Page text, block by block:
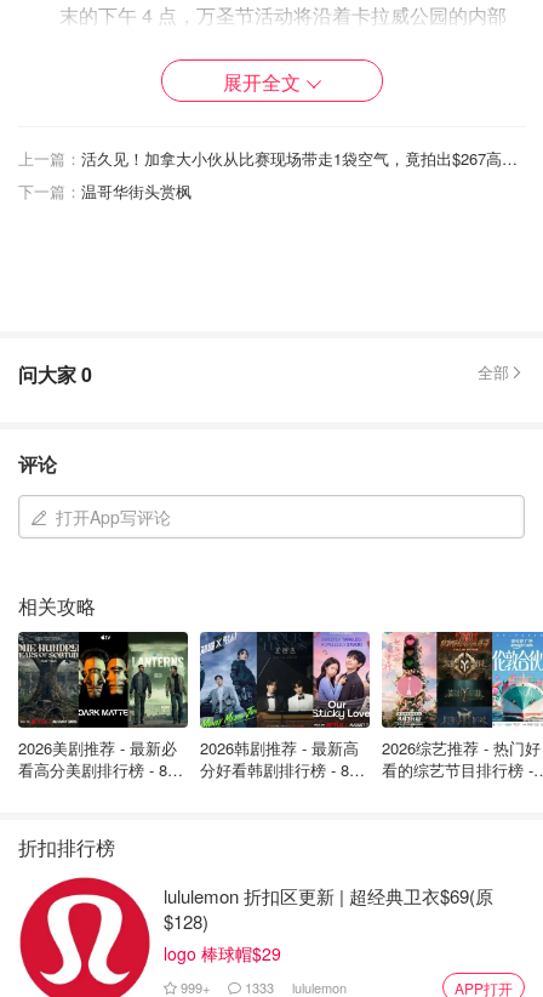
末的下午 4 点，万圣节活动将沿着卡拉威公园的内部
但可能会因恶劣天气而取消。9 月 17 日、9 月 18 日、
10 月 1 日和 10 月 10 日没有万圣节活动。
这项活动更适合带孩子参加，尤其是让孩子参与寻宝游戏。
不过，成年人也可以像孩子们一样享受公园里的游乐设施、
2. Calgary Ghost Tours 卡尔加里幽灵之旅
日期： 9 月到 2022 年 11 月
费用：可以在线购买门票并节省费用。门票 20 加币起。
时间：不同时间段
官网：https://www.calgaryghostwalks.com/
走过卡尔加里最古老的街区，听专家讲述真实的鬼故事，这
可能是这个万圣节季节度过一个夜晚最可怕的方式之一。周
五、周六和一些周日晚上，卡尔加里幽灵之旅将带您穿越英
展开全文
上一篇：
活久见！加拿大小伙从比赛现场带走1袋空气，竟拍出$267高价！
下一篇： 温哥华街头赏枫
问大家0 全部
评论
打开App写评论
相关攻略
2026美剧推荐 - 最新必
看高分美剧排行榜 - 8月
2026韩剧推荐 - 最新高
分好看韩剧排行榜 - 8月
2026综艺推荐 - 热门好
看的综艺节目排行榜 -
折扣排行榜
lululemon 折扣区更新 | 超经典卫衣$69(原
$128)
logo 棒球帽$29
999+ 1333 lululemon APP打开